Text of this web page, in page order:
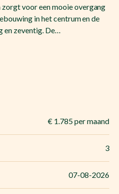
voor een mooie overgang
in het centrum en de
zeventig. De…
€ 1.785 per maand
3
07-08-2026